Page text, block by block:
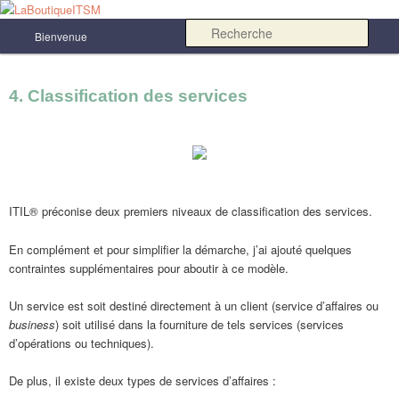
Aller
contenu
Menu
principal
Bienvenue
4. Classification des services
ITIL® préconise deux premiers niveaux de classification des services.
En complément et pour simplifier la démarche, j’ai ajouté quelques
contraintes supplémentaires pour aboutir à ce modèle.
Un service est soit destiné directement à un client (service d’affaires ou
business) soit utilisé dans la fourniture de tels services (services
d’opérations ou techniques).
De plus, il existe deux types de services d’affaires :